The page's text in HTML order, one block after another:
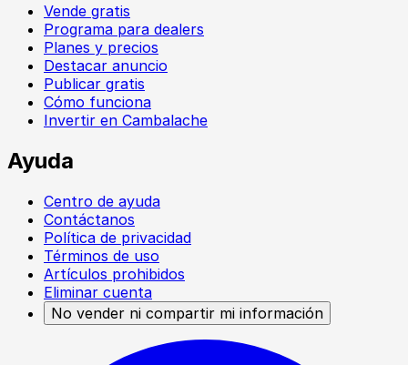
Vende gratis
Programa para dealers
Planes y precios
Destacar anuncio
Publicar gratis
Cómo funciona
Invertir en Cambalache
Ayuda
Centro de ayuda
Contáctanos
Política de privacidad
Términos de uso
Artículos prohibidos
Eliminar cuenta
No vender ni compartir mi información